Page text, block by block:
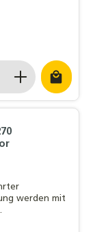
Wert
werden mit